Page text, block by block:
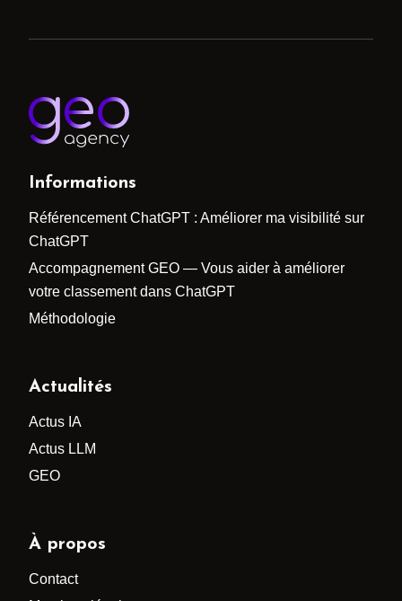
Informations
Référencement ChatGPT : Améliorer ma visibilité sur
ChatGPT
Accompagnement GEO — Vous aider à améliorer
votre classement dans ChatGPT
Méthodologie
Actualités
Actus IA
Actus LLM
GEO
À propos
Contact